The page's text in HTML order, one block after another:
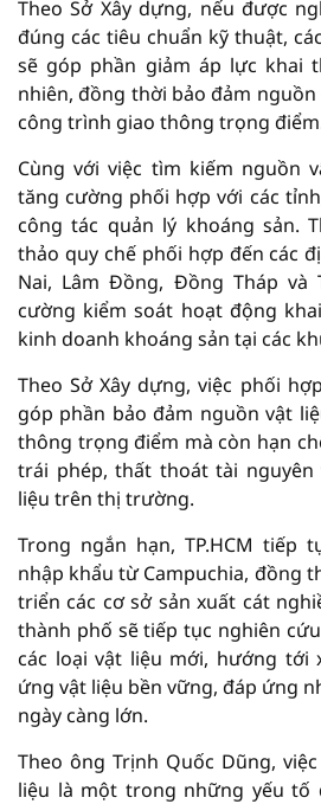
Theo Sở Xây dựng, nếu được
đúng các tiêu chuẩn kỹ thuật,
sẽ góp phần giảm áp lực khai
nhiên, đồng thời bảo đảm
công trình giao thông trọng
Cùng với việc tìm kiếm nguồn
tăng cường phối hợp với các
công tác quản lý khoáng sản.
thảo quy chế phối hợp đến các
Nai, Lâm Đồng, Đồng Tháp và
cường kiểm soát hoạt động
kinh doanh khoáng sản tại các
Theo Sở Xây dựng, việc phối
góp phần bảo đảm nguồn vật
thông trọng điểm mà còn hạn
trái phép, thất thoát tài nguyên
liệu trên thị trường.
Trong ngắn hạn, TP.HCM tiếp
nhập khẩu từ Campuchia, đồng
triển các cơ sở sản xuất cát
thành phố sẽ tiếp tục nghiên
các loại vật liệu mới, hướng tới
ứng vật liệu bền vững, đáp ứng
ngày càng lớn.
Theo ông Trịnh Quốc Dũng,
liệu là một trong những yếu tố